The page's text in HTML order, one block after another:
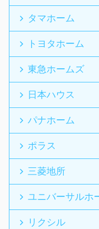
タマホーム
トヨタホーム
東急ホームズ
日本ハウス
パナホーム
ポラス
三菱地所
ユニバーサルホ
リクシル